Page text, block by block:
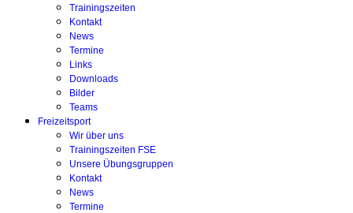
Trainingszeiten
Kontakt
News
Termine
Links
Downloads
Bilder
Teams
Freizeitsport
Wir über uns
Trainingszeiten FSE
Unsere Übungsgruppen
Kontakt
News
Termine